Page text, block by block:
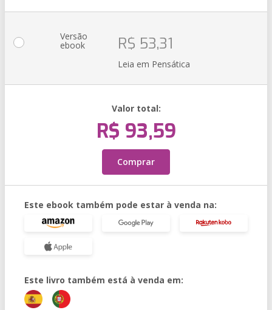
Versão
ebook R$ 53,31
Leia em Pensática
Valor total:
R$ 93,59
Comprar
Este ebook também pode estar à venda na:
Este livro também está à venda em: